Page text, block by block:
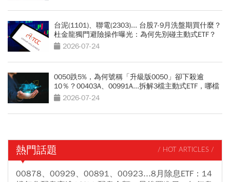
台泥(1101)、聯電(2303)... 台股7-9月洗盤期買什麼？
杜金龍獨門避險操作曝光：為何先別碰主動式ETF？
2026-07-24
0050跌5%，為何號稱「升級版0050」卻下殺逾
10％？00403A、00991A...拆解3檔主動式ETF，哪檔
最抗跌？
2026-07-24
熱門話題 / HOT ARTICLES /
00878、00929、00891、00923...8月除息ETF：14